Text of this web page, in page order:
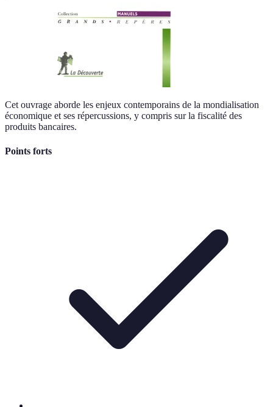
Cet ouvrage aborde les enjeux contemporains de la mondialisation
économique et ses répercussions, y compris sur la fiscalité des
produits bancaires.
Points forts